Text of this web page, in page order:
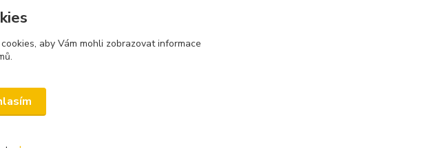
info@elektronymburk.cz
aby Vám mohli zobrazovat informace